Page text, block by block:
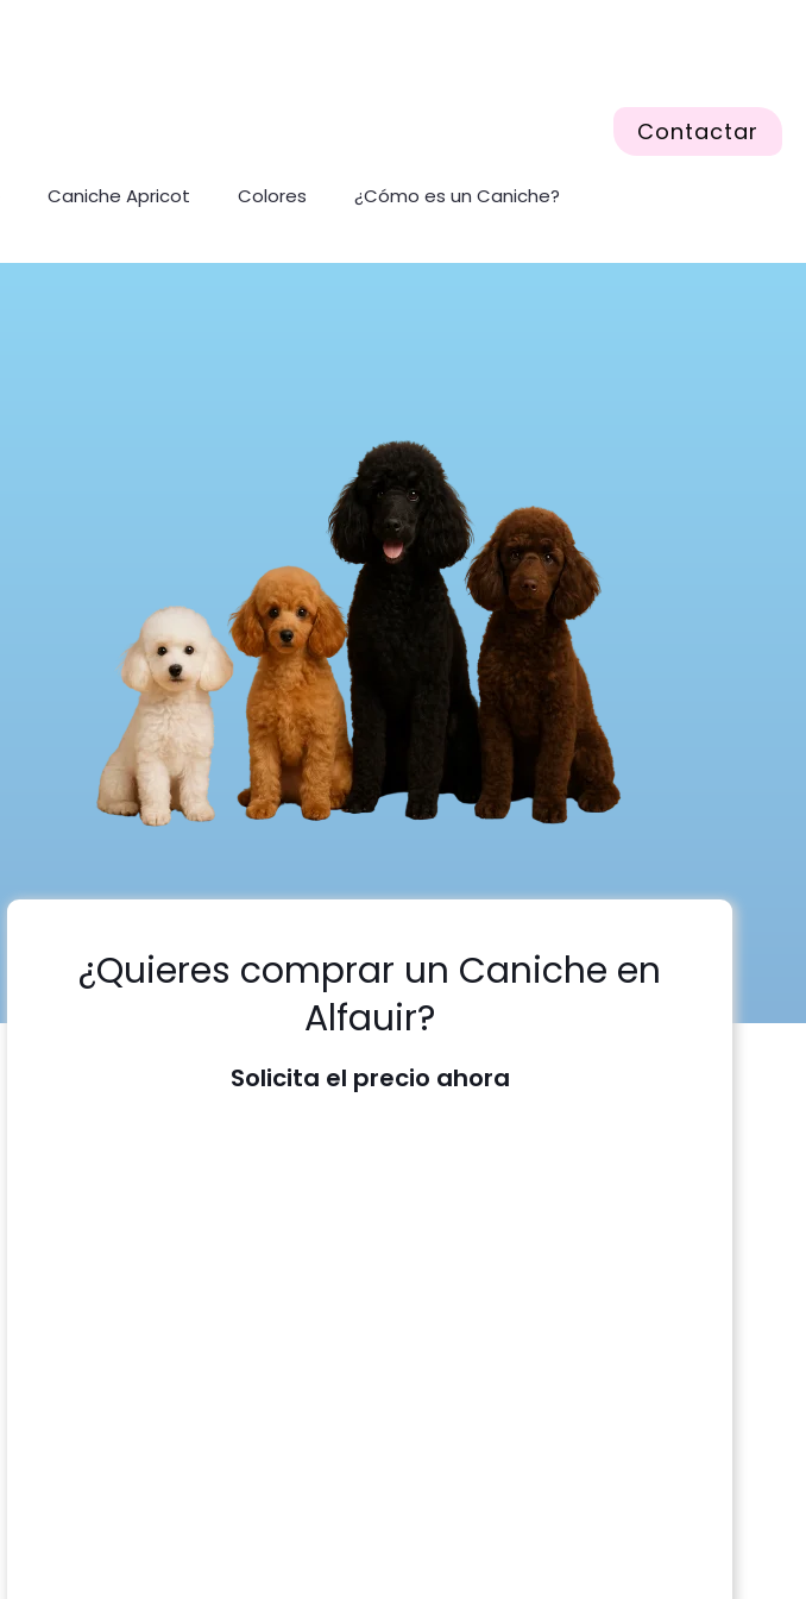
Caniche Apricot Colores ¿Cómo es un Caniche?
Contactar
¿Quieres comprar un Caniche en
Alfauir?
Solicita el precio ahora